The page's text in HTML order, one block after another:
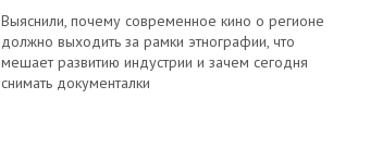
Выяснили, почему современное кино о регионе
должно выходить за рамки этнографии, что
мешает развитию индустрии и зачем сегодня
снимать документалки